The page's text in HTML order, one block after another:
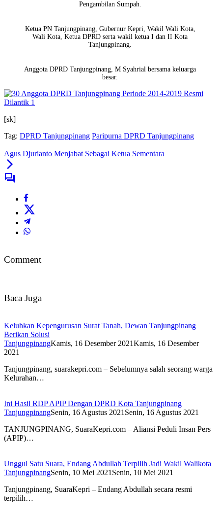
Pengambilan Sumpah.
Ketua PN Tanjungpinang, Gubernur Kepri, Wakil Wali Kota,
Wali Kota, Ketua DPRD serta wakil ketua I dan II Kota
Tanjungpinang.
Anggota DPRD Tanjungpinang, M Syahrial bersama keluarga
besar.
[sk]
Tag: DPRD Tanjungpinang Paripurna DPRD Tanjungpinang
Agus Djurianto Menjabat Sebagai Ketua Sementara
Comment
Baca Juga
Keluhkan Kepengurusan Surat Tanah, Dewan Tanjungpinang
Berikan Solusi
TanjungpinangKamis, 16 Desember 2021Kamis, 16 Desember
2021
Tanjungpinang, suarakepri.com – Sebelumnya salah seorang warga
Kelurahan…
Ini Hasil RDP APIP Dengan DPRD Kota Tanjungpinang
TanjungpinangSenin, 16 Agustus 2021 Senin, 16 Agustus 2021
TANJUNGPINANG, SuaraKepri.com – Aliansi Peduli Insan Pers
(APIP)…
Unggul Satu Suara, Endang Abdullah Terpilih Jadi Wakil Walikota
TanjungpinangSenin, 10 Mei 2021 Senin, 10 Mei 2021
Tanjungpinang, SuaraKepri – Endang Abdullah secara resmi
terpilih…